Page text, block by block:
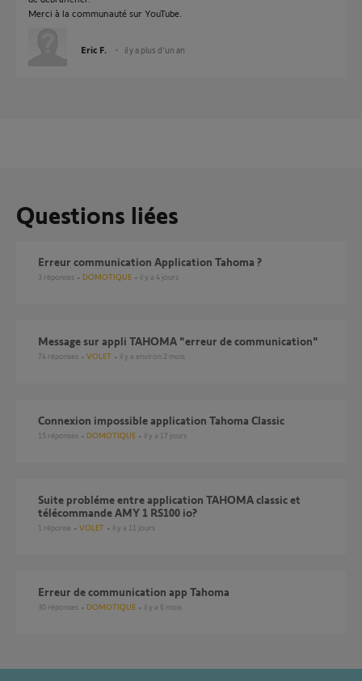
Merci à la communauté sur YouTube.
Eric F. il y a plus d'un an
Questions liées
Erreur communication Application Tahoma ?
3 réponses DOMOTIQUE il y a 4 jours
Message sur appli TAHOMA "erreur de communication"
74 réponses VOLET il y a environ 2 mois
Connexion impossible application Tahoma Classic
15 réponses DOMOTIQUE il y a 17 jours
Suite probléme entre application TAHOMA classic et
télécommande AMY 1 RS100 io?
1 réponse VOLET il y a 11 jours
Erreur de communication app Tahoma
30 réponses DOMOTIQUE il y a 6 mois